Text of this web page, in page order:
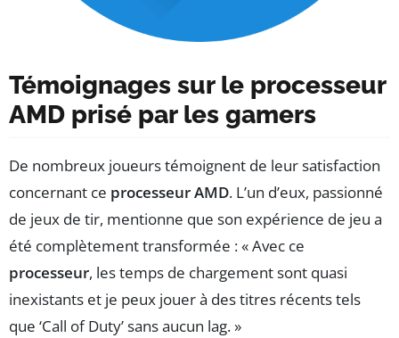
Témoignages sur le processeur
AMD prisé par les gamers
De nombreux joueurs témoignent de leur satisfaction
concernant ce processeur AMD. L’un d’eux, passionné
de jeux de tir, mentionne que son expérience de jeu a
été complètement transformée : « Avec ce
processeur, les temps de chargement sont quasi
inexistants et je peux jouer à des titres récents tels
que ‘Call of Duty’ sans aucun lag. »